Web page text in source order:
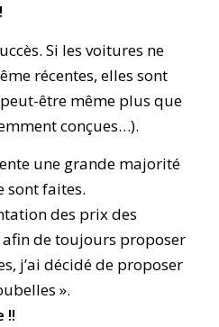
Si les voitures ne
récentes, elles sont
être même plus que
conçues…).
une grande majorité
sont faites.
des prix des
afin de toujours proposer
j’ai décidé de proposer
».
!!